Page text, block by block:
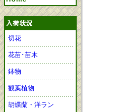
切花
花苗･苗木
鉢物
観葉植物
胡蝶蘭・洋ラン